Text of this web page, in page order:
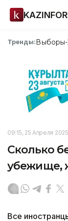
Тренды:Выборы-
09:15, 25 Апреля 2025
Сколько
убежище,
Все